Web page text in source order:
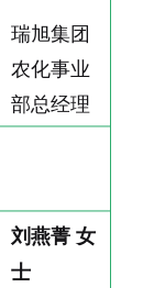
瑞旭集团
农化事业
部总经理
刘燕菁 女
士